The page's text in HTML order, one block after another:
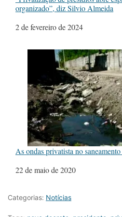
organizado”, diz Silvio Almeida
Data
2 de fevereiro de 2024
As ondas privatista no
Data
22 de maio de 2020
Categorias: Notícias